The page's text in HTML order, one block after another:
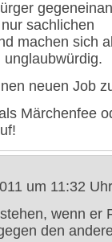
sachlichen
machen sich
neuen Job
Märchenfee
um 11:32
wenn er
den